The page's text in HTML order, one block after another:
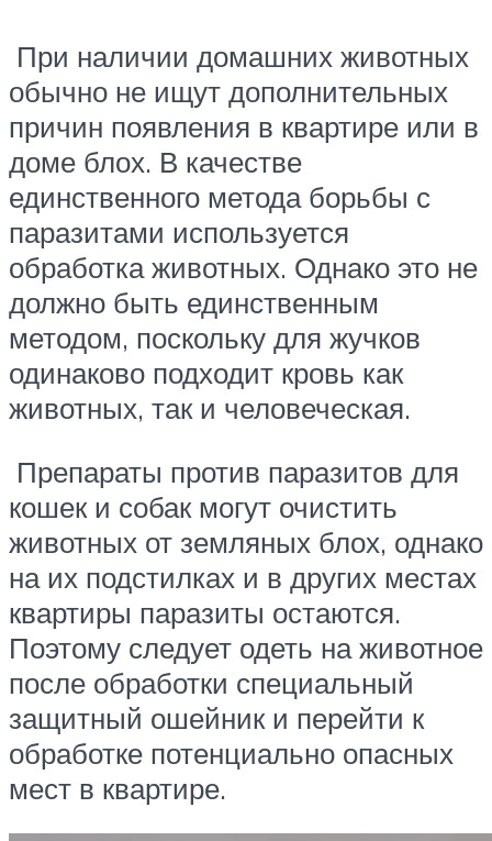
При наличии домашних животных
обычно не ищут дополнительных
причин появления в квартире или в
доме блох. В качестве
единственного метода борьбы с
паразитами используется
обработка животных. Однако это не
должно быть единственным
методом, поскольку для жучков
одинаково подходит кровь как
животных, так и человеческая.
Препараты против паразитов для
кошек и собак могут очистить
животных от земляных блох, однако
на их подстилках и в других местах
квартиры паразиты остаются.
Поэтому следует одеть на животное
после обработки специальный
защитный ошейник и перейти к
обработке потенциально опасных
мест в квартире.